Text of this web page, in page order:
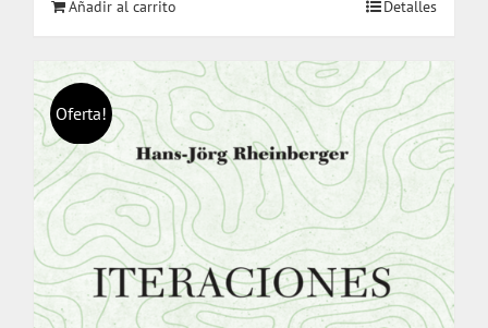
era:
Añadir al carrito Detalles
Oferta!